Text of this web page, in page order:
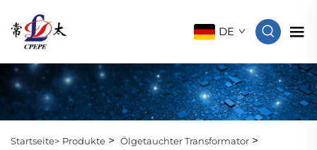
DE
Startseite> Produkte > Ölgetauchter Transformator >